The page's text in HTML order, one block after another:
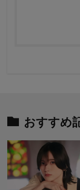
おすすめ
" data-layzr="
"
icatch375 size-icatch375
image" alt="" />